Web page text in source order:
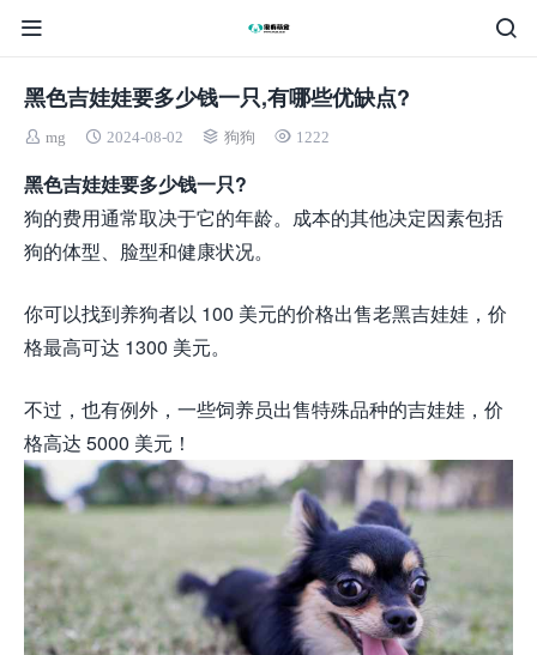
黑色吉娃娃要多少钱一只,有哪些优缺点?
mg 2024-08-02 狗狗 1222
黑色吉娃娃要多少钱一只?
狗的费用通常取决于它的年龄。成本的其他决定因素包括
狗的体型、脸型和健康状况。
你可以找到养狗者以 100 美元的价格出售老黑吉娃娃，价
格最高可达 1300 美元。
不过，也有例外，一些饲养员出售特殊品种的吉娃娃，价
格高达 5000 美元！